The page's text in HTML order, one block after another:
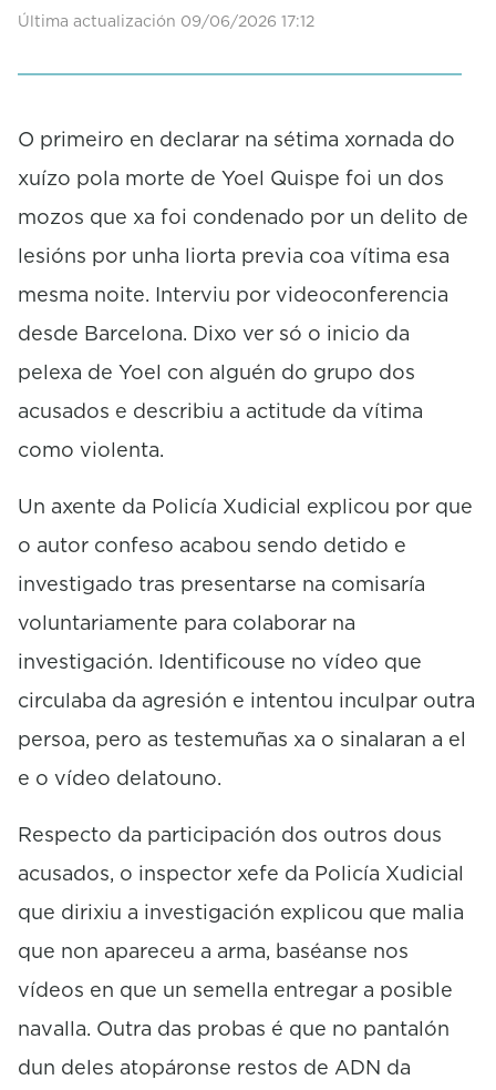
2
i
t
s
1
s
c
o
n
d
s
Última actualización 09/06/2026 17:12
O primeiro en declarar na sétima xornada do
xuízo pola morte de Yoel Quispe foi un dos
mozos que xa foi condenado por un delito de
lesións por unha liorta previa coa vítima esa
mesma noite. Interviu por videoconferencia
desde Barcelona. Dixo ver só o inicio da
pelexa de Yoel con alguén do grupo dos
acusados e describiu a actitude da vítima
como violenta.
Un axente da Policía Xudicial explicou por que
o autor confeso acabou sendo detido e
investigado tras presentarse na comisaría
voluntariamente para colaborar na
investigación. Identificouse no vídeo que
circulaba da agresión e intentou inculpar outra
persoa, pero as testemuñas xa o sinalaran a el
e o vídeo delatouno.
Respecto da participación dos outros dous
acusados, o inspector xefe da Policía Xudicial
que dirixiu a investigación explicou que malia
que non apareceu a arma, baséanse nos
vídeos en que un semella entregar a posible
navalla. Outra das probas é que no pantalón
dun deles atopáronse restos de ADN da